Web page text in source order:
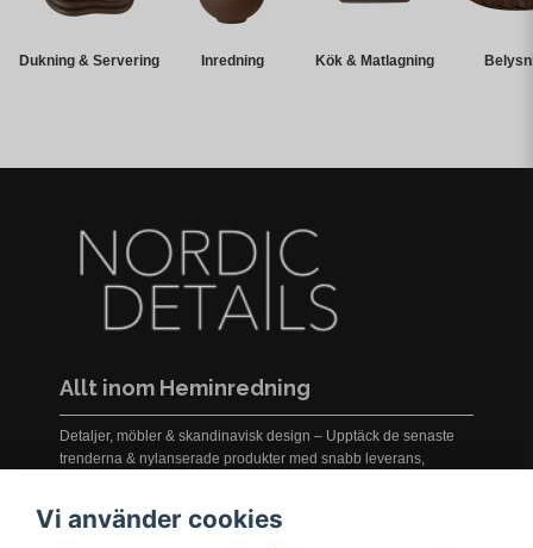
Dukning & Servering Inredning Kök & Matlagning
Allt inom Heminredning
Detaljer, möbler & skandinavisk design – Upptäck de senaste
trenderna & nylanserade produkter med snabb leverans,
Vi använder cookies